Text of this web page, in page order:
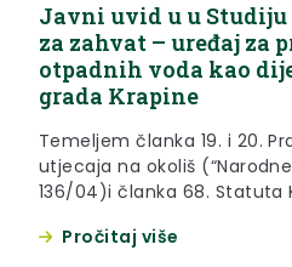
Javni uvid u u
za zahvat – uređaj za
otpadnih voda kao
grada Krapine
Temeljem članka 19. i 20.
utjecaja na okoliš
136/04)i članka 68. Statuta
županije” broj 13/01),
Pročitaj više